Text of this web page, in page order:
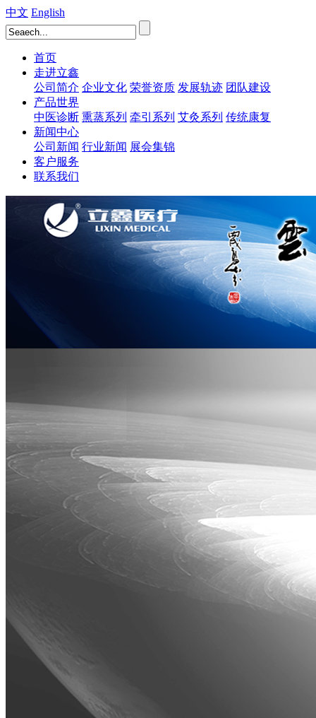
中文 English
首页
走进立鑫
公司简介 企业文化 荣誉资质 发展轨迹 团队建设
产品世界
中医诊断 熏蒸系列 牵引系列 艾灸系列 传统康复
新闻中心
公司新闻 行业新闻 展会集锦
客户服务
联系我们